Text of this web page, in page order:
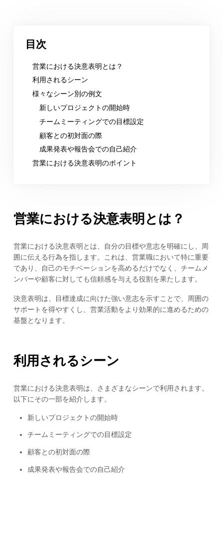
目次
営業における決意表明とは？
利用されるシーン
様々なシーン別の例文
新しいプロジェクトの開始時
チームミーティングでの目標設定
顧客との初対面の際
成果発表や報告会での自己紹介
営業における決意表明のポイント
営業における決意表明とは？
営業における決意表明とは、自分の目標や意志を明確にし、周
囲に伝える行為を指します。これは、営業職において特に重要
であり、自己のモチベーションを高めるだけでなく、チームメ
ンバーや顧客に対しても信頼感を与える役割を果たします。
決意表明は、目標達成に向けた強い意志を示すことで、周囲の
サポートを得やすくし、営業活動をより効果的に進めるための
基盤となります。
利用されるシーン
営業における決意表明は、さまざまなシーンで利用されます。
以下にその一部を紹介します。
新しいプロジェクトの開始時
チームミーティングでの目標設定
顧客との初対面の際
成果発表や報告会での自己紹介